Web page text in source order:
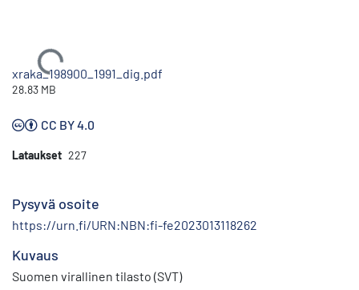
Ladataan...
xraka_198900_1991_dig.pdf
28.83 MB
CC BY 4.0
Lataukset 227
Pysyvä osoite
https://urn.fi/URN:NBN:fi-fe2023013118262
Kuvaus
Suomen virallinen tilasto (SVT)